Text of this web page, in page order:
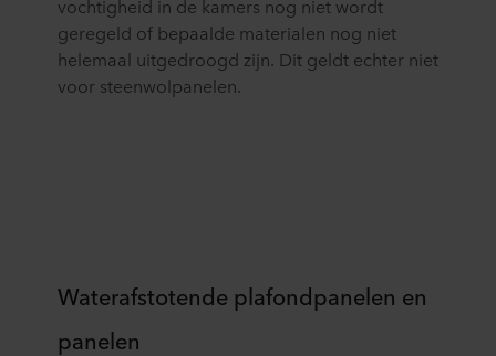
vochtigheid in de kamers nog niet wordt
geregeld of bepaalde materialen nog niet
helemaal uitgedroogd zijn. Dit geldt echter niet
voor steenwolpanelen.
Waterafstotende plafondpanelen en
panelen